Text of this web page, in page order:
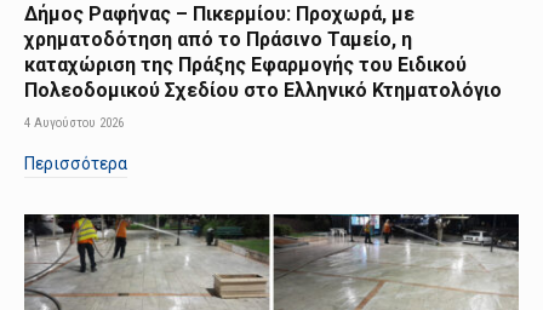
Δήμος Ραφήνας – Πικερμίου: Προχωρά, με
χρηματοδότηση από το Πράσινο Ταμείο, η
καταχώριση της Πράξης Εφαρμογής του Ειδικού
Πολεοδομικού Σχεδίου στο Ελληνικό Κτηματολόγιο
4 Αυγούστου 2026
Περισσότερα